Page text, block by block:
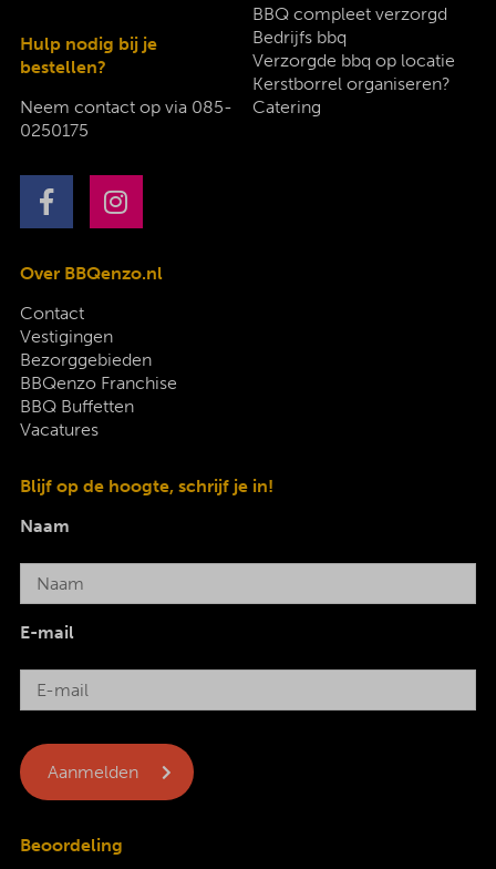
Hulp nodig bij je
bestellen?
Neem contact op via 085-
0250175
BBQ compleet verzorgd
Bedrijfs bbq
Verzorgde bbq op locatie
Kerstborrel organiseren?
Catering
Over BBQenzo.nl
Contact
Vestigingen
Bezorggebieden
BBQenzo Franchise
BBQ Buffetten
Vacatures
Blijf op de hoogte, schrijf je in!
Naam
E-mail
Beoordeling